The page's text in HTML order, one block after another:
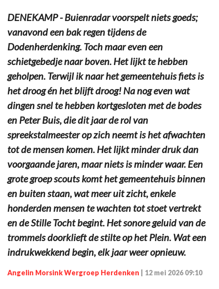
DENEKAMP - Buienradar voorspelt niets goeds;
vanavond een bak regen tijdens de
Dodenherdenking. Toch maar even een
schietgebedje naar boven. Het lijkt te hebben
geholpen. Terwijl ik naar het gemeentehuis fiets is
het droog én het blijft droog! Na nog even wat
dingen snel te hebben kortgesloten met de bodes
en Peter Buis, die dit jaar de rol van
spreekstalmeester op zich neemt is het afwachten
tot de mensen komen. Het lijkt minder druk dan
voorgaande jaren, maar niets is minder waar. Een
grote groep scouts komt het gemeentehuis binnen
en buiten staan, wat meer uit zicht, enkele
honderden mensen te wachten tot stoet vertrekt
en de Stille Tocht begint. Het sonore geluid van de
trommels doorklieft de stilte op het Plein. Wat een
indrukwekkend begin, elk jaar weer opnieuw.
Angelin Morsink Wergroep Herdenken 12 mei 2026 09:10